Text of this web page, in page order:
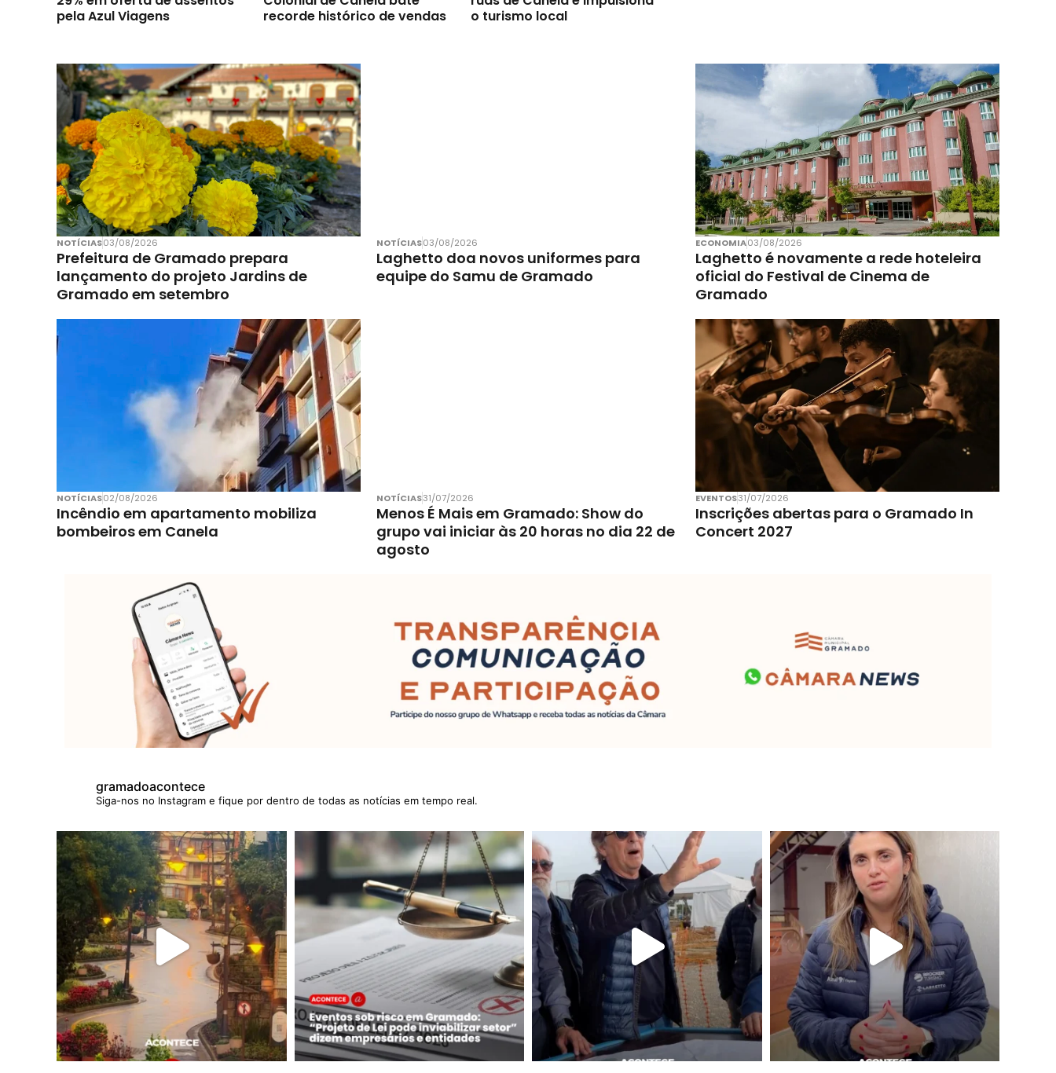
pela Azul Viagens
recorde histórico de vendas
o turismo local
NOTÍCIAS03/08/2026
Prefeitura de Gramado prepara
lançamento do projeto Jardins de
Gramado em setembro
NOTÍCIAS03/08/2026
Laghetto doa novos uniformes para
equipe do Samu de Gramado
ECONOMIA03/08/2026
Laghetto é novamente a rede hoteleira
oficial do Festival de Cinema de
Gramado
NOTÍCIAS02/08/2026
Incêndio em apartamento mobiliza
bombeiros em Canela
NOTÍCIAS31/07/2026
Menos É Mais em Gramado: Show do
grupo vai iniciar às 20 horas no dia 22 de
agosto
EVENTOS31/07/2026
Inscrições abertas para o Gramado In
Concert 2027
gramadoacontece
Siga-nos no Instagram e fique por dentro de todas as notícias em tempo real.